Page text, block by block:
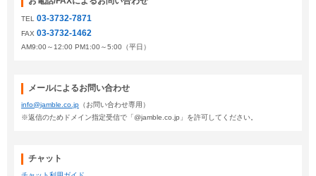
TEL 03-3732-7871
FAX 03-3732-1462
AM9:00～12:00 PM1:00～5:00（平日）
メールによるお問い合わせ
info@jamble.co.jp （お問い合わせ専用）
※返信のためドメイン指定受信で「@jamble.co.jp」を許可してください。
チャット